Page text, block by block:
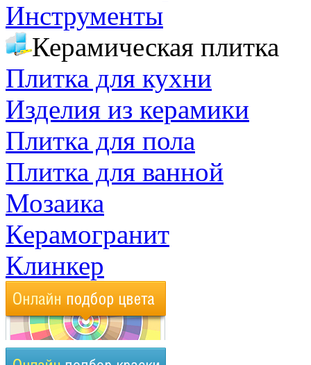
Инструменты
Керамическая плитка
Плитка для кухни
Изделия из керамики
Плитка для пола
Плитка для ванной
Мозаика
Керамогранит
Клинкер